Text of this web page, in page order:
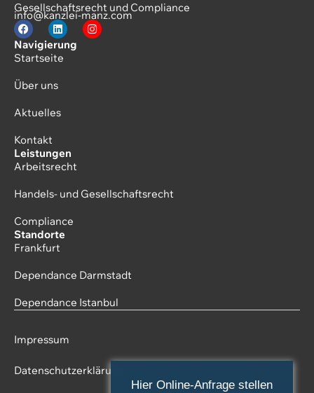
Gesellschaftsrecht und Compliance
info@kanzlei-manz.com
Navigierung
Startseite
Über uns
Aktuelles
Kontakt
Leistungen
Arbeitsrecht
Handels- und Gesellschaftsrecht
Compliance
Standorte
Frankfurt
Dependance Darmstadt
Dependance Istanbul
Impressum
Datenschutzerklärung
Hier Online-Anfrage stellen